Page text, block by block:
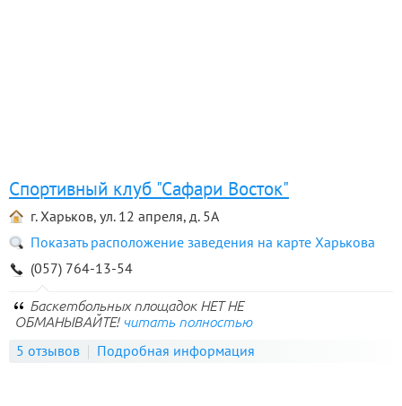
Спортивный клуб "Сафари Восток"
г. Харьков, ул. 12 апреля, д. 5А
Показать расположение заведения на карте Харькова
(057) 764-13-54
Баскетбольных площадок НЕТ НЕ
ОБМАНЫВАЙТЕ! читать полностью
5 отзывов Подробная информация